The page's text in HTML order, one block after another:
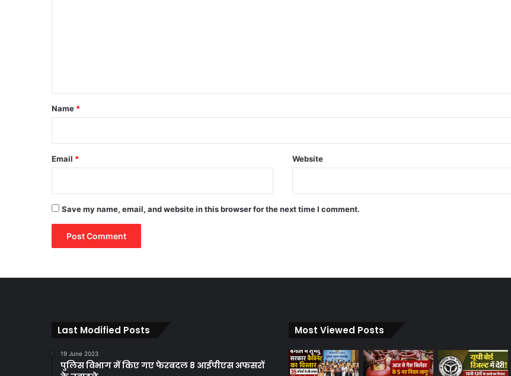
*
Name *
Email * Website
Save my name, email, and website in this browser for the next time I comment.
Last Modified Posts
19 June 2023
पुलिस विभाग में किए गए फेरबदल 8 आईपीएस अफसरों
Most Viewed Posts